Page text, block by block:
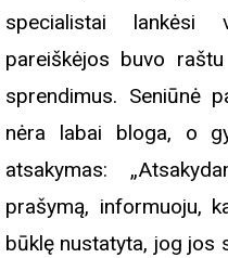
specialistai
pareiškėjos buvo
sprendimus. Seniūnė
nėra labai bloga, o
atsakymas:
prašymą, informuoju,
būklę nustatyta, jog jos